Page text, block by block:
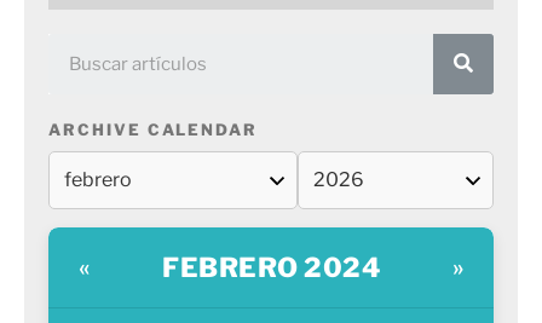
ARCHIVE CALENDAR
« FEBRERO 2024 »